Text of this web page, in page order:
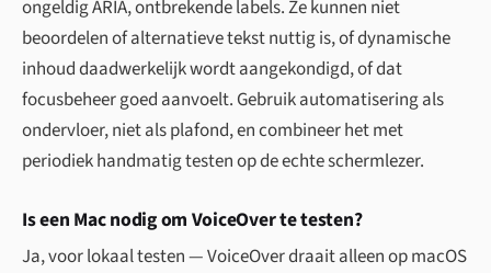
ongeldig ARIA, ontbrekende labels. Ze kunnen niet
beoordelen of alternatieve tekst nuttig is, of dynamische
inhoud daadwerkelijk wordt aangekondigd, of dat
focusbeheer goed aanvoelt. Gebruik automatisering als
ondervloer, niet als plafond, en combineer het met
periodiek handmatig testen op de echte schermlezer.
Is een Mac nodig om VoiceOver te testen?
Ja, voor lokaal testen — VoiceOver draait alleen op macOS